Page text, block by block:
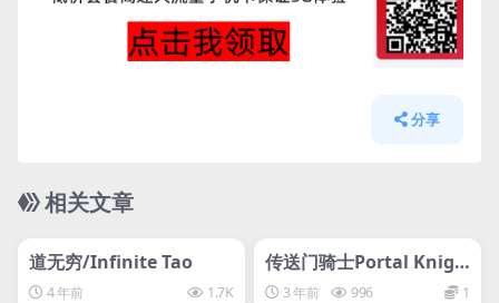
分享
相关文章
道无穷/Infinite Tao
4 年前 1.7K
svip专属
传送门骑士Portal Knigh
ts 3 年前 996 1